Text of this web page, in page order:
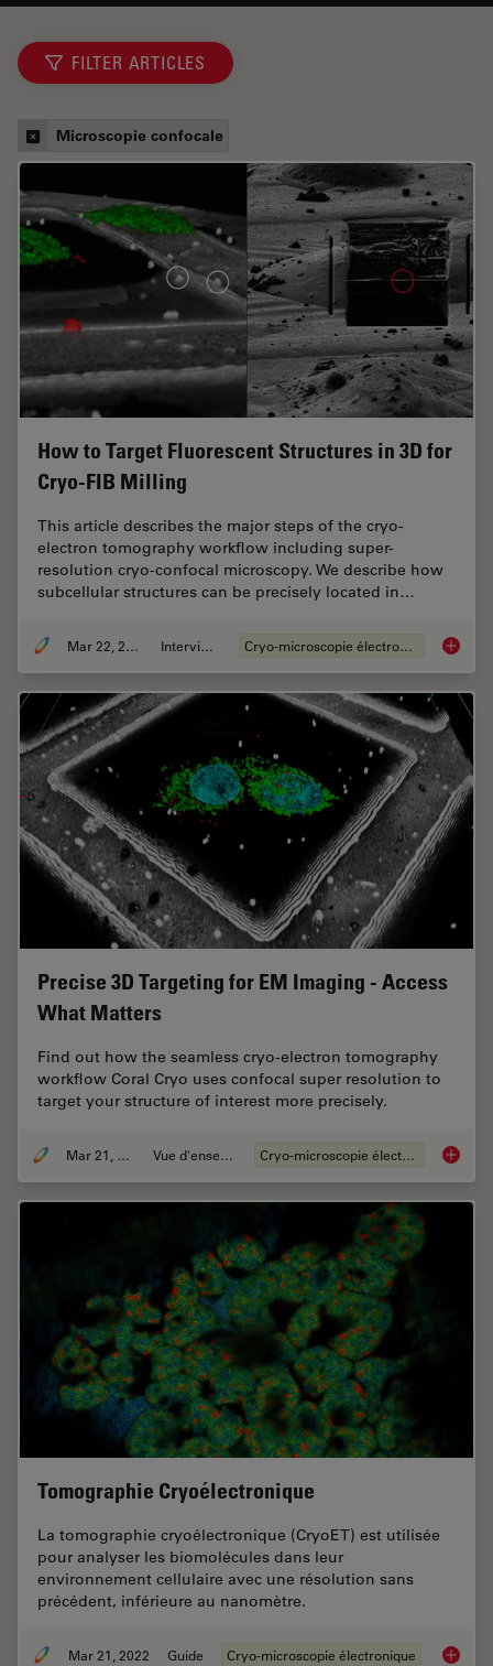
FILTER ARTICLES
Microscopie confocale
How to Target Fluorescent Structures in 3D for
Cryo-FIB Milling
This article describes the major steps of the cryo-
electron tomography workflow including super-
resolution cryo-confocal microscopy. We describe how
subcellular structures can be precisely located in…
Mar 22, 2022 Interviews Cryo-microscopie électronique How to
Precise 3D Targeting for EM Imaging - Access
What Matters
Find out how the seamless cryo-electron tomography
workflow Coral Cryo uses confocal super resolution to
target your structure of interest more precisely.
Mar 21, 2022 Vue d'ensemble Cryo-microscopie électronique Precise
Tomographie Cryoélectronique
La tomographie cryoélectronique (CryoET) est utilisée
pour analyser les biomolécules dans leur
environnement cellulaire avec une résolution sans
précédent, inférieure au nanomètre.
Mar 21, 2022 Guide Cryo-microscopie électronique